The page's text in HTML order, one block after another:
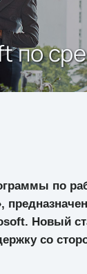
по
по
Новый
со